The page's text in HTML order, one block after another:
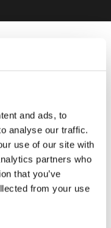
and ads, to
analyse our traffic.
use of our site with
partners who
that you’ve
from your use